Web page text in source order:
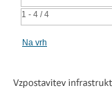
1 - 4 / 4
Na vrh